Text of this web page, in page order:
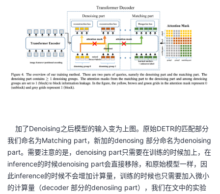
加了Denoising之后模型的输入变为上图。原始DETR的匹配部分
我们命名为Matching part，新加的denosing 部分命名为denoising
part。需要注意的是，denoising part只需要在训练的时候加上，在
inference的时候denoising part会直接移除，和原始模型一样，因
此inference的时候不会增加计算量，训练的时候也只需要加入微小
的计算量（decoder 部分的denosiing part），我们在文中的实验